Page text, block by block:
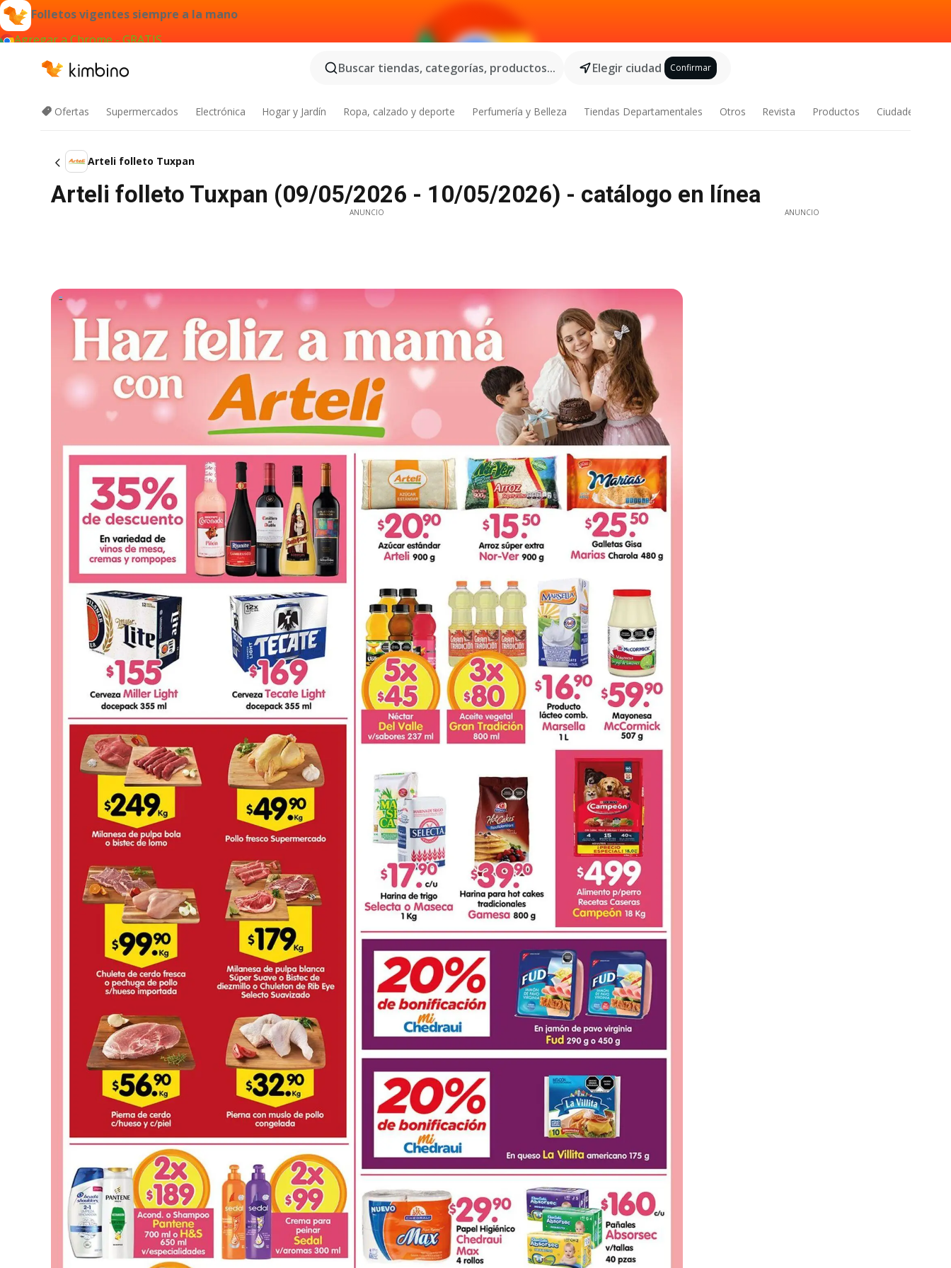
Folletos vigentes siempre a la mano
Agregar a Chrome - GRATIS
Buscar tiendas, categorías, productos...
Elegir ciudad Confirmar
Ofertas Supermercados Electrónica Hogar y Jardín Ropa, calzado y deporte Perfumería y Belleza Tiendas Departamentales Otros Revista Productos Ciudades
Arteli folleto Tuxpan
Arteli folleto Tuxpan (09/05/2026 - 10/05/2026) - catálogo en línea
ANUNCIO ANUNCIO